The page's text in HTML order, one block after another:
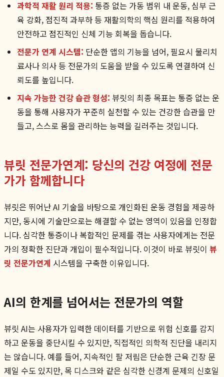
과학적 재활 원리 적용: 통증 없는 가동 범위 내 운동, 심부 근
육 강화, 점진적 과부하 등 재활의학의 핵심 원리를 적용하여
안전하고 점진적인 신체 기능 회복을 돕습니다.
전문가 연계 시스템: 단순한 앱의 기능을 넘어, 필요시 물리치
료사나 의사 등 전문가의 도움을 받을 수 있도록 연결하여 신
뢰도를 높입니다.
지속 가능한 건강 습관 형성: 뷰릿의 최종 목표는 통증 없는 운
동을 통해 사용자가 꾸준히 실천할 수 있는 건강한 습관을 만
들고, 스스로 몸을 관리하는 능력을 길러주는 것입니다.
뷰릿 전문가연계: 당신의 건강 여정에 전문
가가 함께합니다
뷰릿은 뛰어난 AI 기술을 바탕으로 개인화된 운동 경험을 제공하
지만, 동시에 기술만으로는 해결할 수 없는 영역이 있음을 인정합
니다. 심각한 통증이나 복합적인 문제를 겪는 사용자에게는 전문
가의 정확한 진단과 개입이 필수적입니다. 이것이 바로 뷰릿이 뷰
릿 전문가연계 시스템을 구축한 이유입니다.
AI의 한계를 넘어서는 전문가의 역할
뷰릿 AI는 사용자가 입력한 데이터를 기반으로 위험 신호를 감지
하고 운동을 중단시킬 수 있지만, 직접적인 의학적 진단을 내리지
는 않습니다. 예를 들어, 지속적인 팔 저림은 단순한 근육 긴장 문
제일 수도 있지만, 목 디스크와 같은 심각한 신경계 문제의 신호일